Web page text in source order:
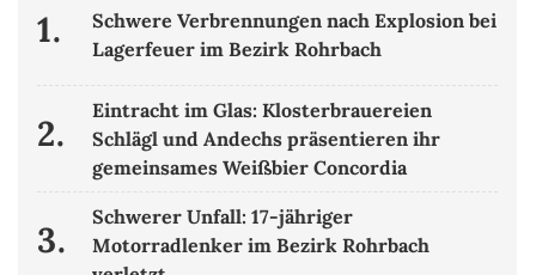
1.
Schwere Verbrennungen nach Explosion bei
Lagerfeuer im Bezirk Rohrbach
2.
Eintracht im Glas: Klosterbrauereien
Schlägl und Andechs präsentieren ihr
gemeinsames Weißbier Concordia
3.
Schwerer Unfall: 17-jähriger
Motorradlenker im Bezirk Rohrbach